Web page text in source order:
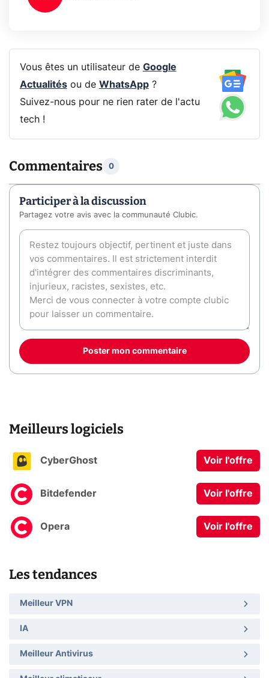
Vous êtes un utilisateur de Google
Actualitésou de WhatsApp?
Suivez-nous pour ne rien rater de l'actu
tech !
Commentaires 0
Participer à la discussion
Partagez votre avis avec la communauté Clubic.
Poster mon commentaire
Meilleurs logiciels
CyberGhost Voir l'offre
Bitdefender Voir l'offre
Opera Voir l'offre
Les tendances
Meilleur VPN
IA
Meilleur Antivirus